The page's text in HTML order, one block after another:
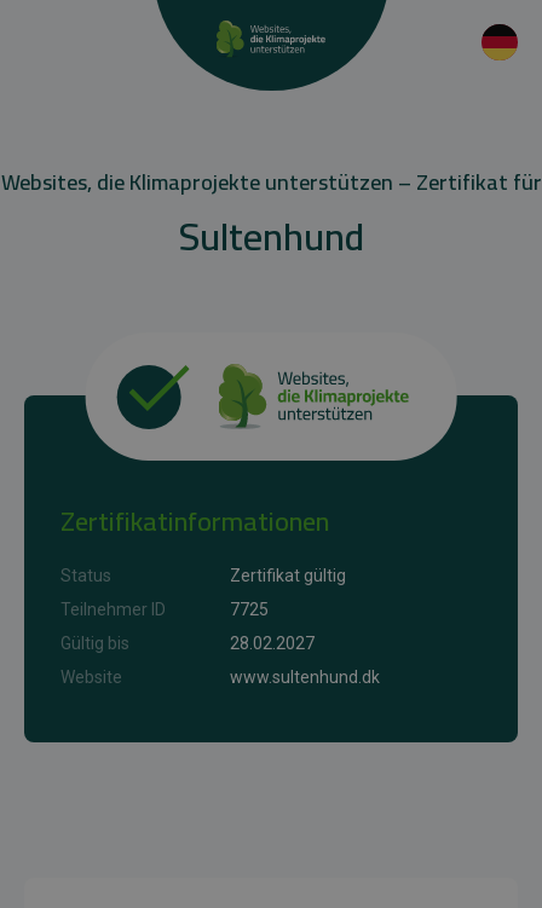
Websites, die Klimaprojekte unterstützen – Zertifikat für
Sultenhund
Zertifikatinformationen
Status
Zertifikat gültig
Teilnehmer ID
7725
Gültig bis
28.02.2027
Website
www.sultenhund.dk